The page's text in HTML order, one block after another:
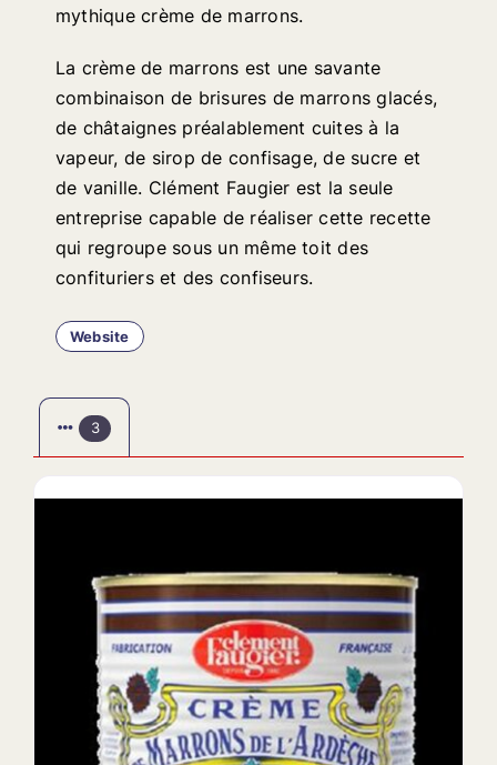
mythique crème de marrons.
La crème de marrons est une savante
combinaison de brisures de marrons glacés,
de châtaignes préalablement cuites à la
vapeur, de sirop de confisage, de sucre et
de vanille. Clément Faugier est la seule
entreprise capable de réaliser cette recette
qui regroupe sous un même toit des
confituriers et des confiseurs.
Website
3